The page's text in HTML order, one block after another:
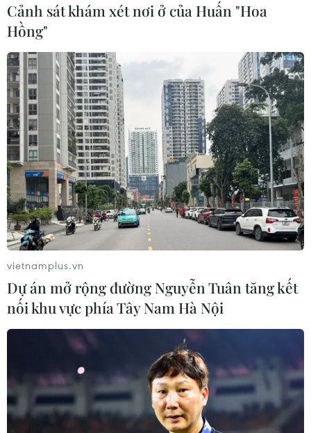
Cảnh sát khám xét nơi ở của Huấn "Hoa
Hồng"
vietnamplus.vn
Dự án mở rộng đường Nguyễn Tuân tăng kết
nối khu vực phía Tây Nam Hà Nội